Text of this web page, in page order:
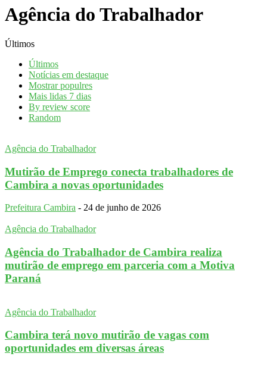
Agência do Trabalhador
Últimos
Últimos
Notícias em destaque
Mostrar populres
Mais lidas 7 dias
By review score
Random
Agência do Trabalhador
Mutirão de Emprego conecta trabalhadores de
Cambira a novas oportunidades
Prefeitura Cambira - 24 de junho de 2026
Agência do Trabalhador
Agência do Trabalhador de Cambira realiza
mutirão de emprego em parceria com a Motiva
Paraná
Agência do Trabalhador
Cambira terá novo mutirão de vagas com
oportunidades em diversas áreas